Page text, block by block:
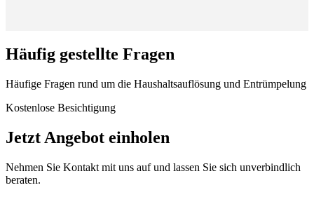
Häufig gestellte Fragen
Häufige Fragen rund um die Haushaltsauflösung und Entrümpelung
Kostenlose Besichtigung
Jetzt Angebot einholen
Nehmen Sie Kontakt mit uns auf und lassen Sie sich unverbindlich
beraten.